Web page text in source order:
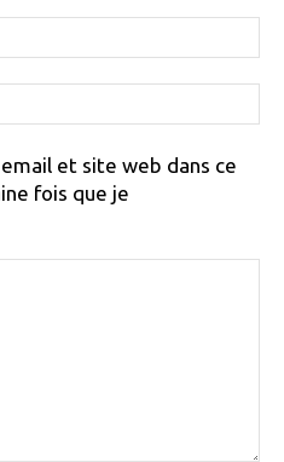
:
:
et site web dans ce
fois que je